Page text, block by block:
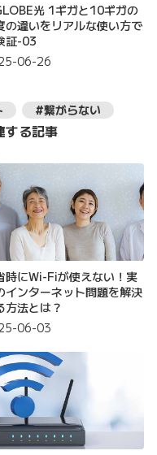
光 1ギガと10ギガの
の違いをリアルな使い方で
証-03
06-26
#繋がらない
する記事
時にWi-Fiが使えない！実
インターネット問題を解決
方法とは？
06-03